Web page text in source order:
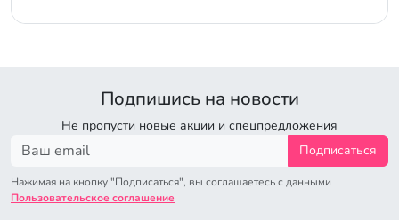
Подпишись на новости
Не пропусти новые акции и спецпредложения
Подписаться
Нажимая на кнопку "Подписаться", вы соглашаетесь с данными
Пользовательское соглашение